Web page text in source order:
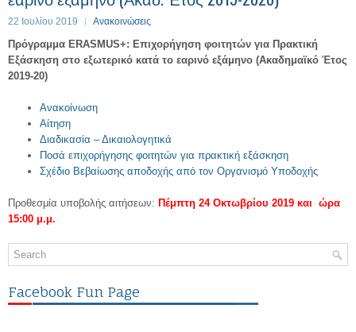
22 Ιουλίου 2019 Ανακοινώσεις
Πρόγραμμα ERASMUS+: Επιχορήγηση φοιτητών για Πρακτική
Εξάσκηση στο εξωτερικό κατά το εαρινό εξάμηνο (Ακαδημαϊκό Έτος
2019-20)
Ανακοίνωση
Αίτηση
Διαδικασία – Δικαιολογητικά
Ποσά επιχορήγησης φοιτητών για πρακτική εξάσκηση
Σχέδιο Βεβαίωσης αποδοχής από τον Οργανισμό Υποδοχής
Προθεσμία υποβολής αιτήσεων: Πέμπτη 24 Οκτωβρίου 2019 και ώρα
15:00 μ.μ.
Facebook Fun Page